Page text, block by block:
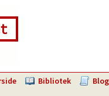
Bibliotek Blog